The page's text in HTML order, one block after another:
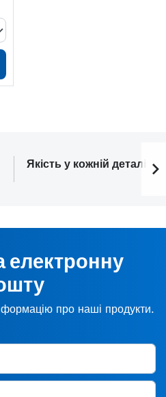
Якість у кожній деталі
електронну
про наші продукти.